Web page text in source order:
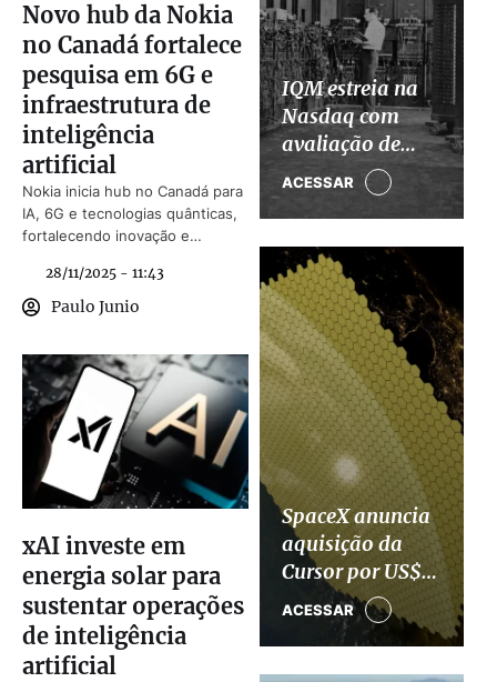
Novo hub da Nokia
no Canadá fortalece
pesquisa em 6G e
infraestrutura de
inteligência
artificial
Nokia inicia hub no Canadá para
IA, 6G e tecnologias quânticas,
fortalecendo inovação e
28/11/2025 - 11:43
Paulo Junio
xAI investe em
energia solar para
sustentar operações
de inteligência
artificial
IQM estreia na
Nasdaq com
avaliação de
US$ 1,9 bi, mas
incertezas sobre
computação
quântica
ACESSAR
SpaceX anuncia
aquisição da
Cursor por US$
60 bilhões para
impulsionar
divisão de IA
ACESSAR